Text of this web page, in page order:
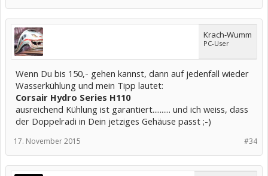
Krach-Wumm
PC-User
Wenn Du bis 150,- gehen kannst, dann auf jedenfall wieder
Wasserkühlung und mein Tipp lautet:
Corsair Hydro Series H110
ausreichend Kühlung ist garantiert.......... und ich weiss, dass
der Doppelradi in Dein jetziges Gehäuse passt ;-)
#34
17. November 2015